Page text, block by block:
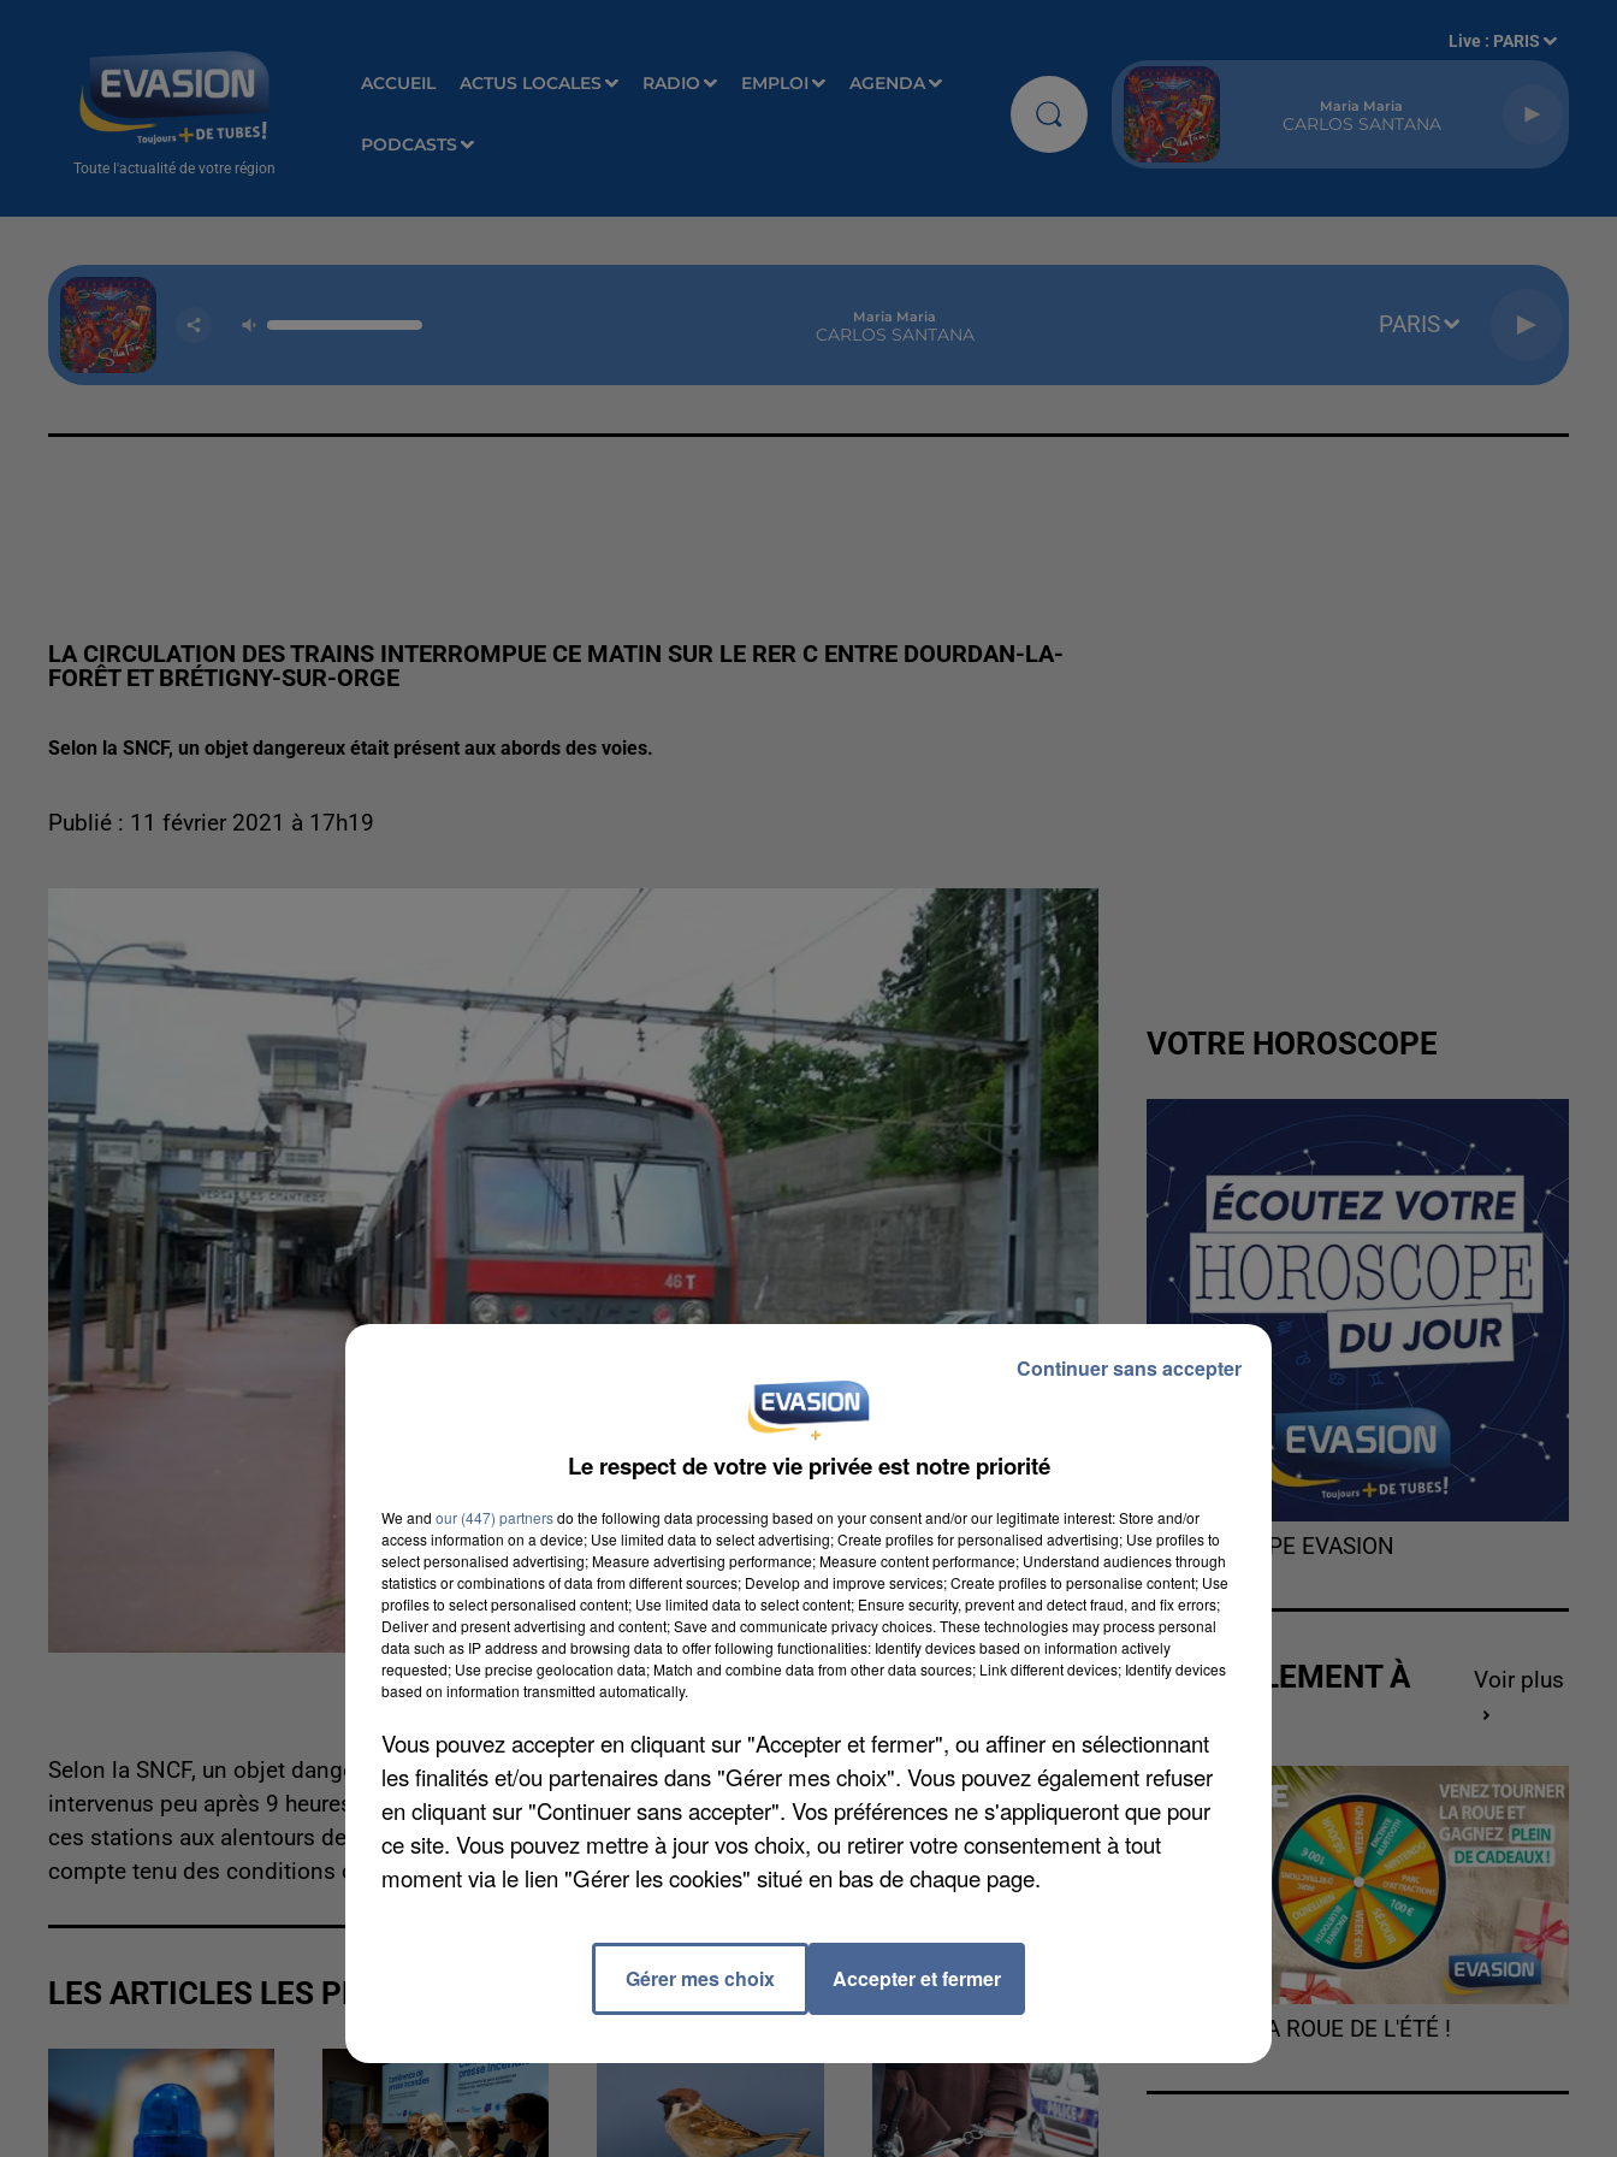
Toute l'actualité de votre région
ACCUEIL ACTUS LOCALES RADIO EMPLOI AGENDA
PODCASTS
Live : PARIS
Maria Maria
CARLOS SANTANA
Maria Maria
CARLOS SANTANA PARIS
LA CIRCULATION DES TRAINS INTERROMPUE CE MATIN SUR LE RER C ENTRE DOURDAN-LA-
FORÊT ET BRÉTIGNY-SUR-ORGE
Selon la SNCF, un objet dangereux était présent aux abords des voies.
Publié : 11 février 2021 à 17h19
Selon la SNCF, un objet dangereux était présent aux abords des voies. Les sapeurs-pompiers sont
intervenus peu après 9 heures dans le secteur. Les usagers de la ligne ont pu de nouveau emprunter
ces stations aux alentours de 10h30. Des ralentissements sont tout de même à anticiper sur la ligne
compte tenu des conditions climatiques et de la montée des eaux de la Seine.
LES ARTICLES LES PLUS VUS
VOTRE HOROSCOPE
L'HOROSCOPE EVASION
ACTUELLEMENT À
Voir plus
TOURNEZ LA ROUE DE L'ÉTÉ !
Le respect de votre vie privée est notre priorité
We and our (447) partnersdo the following data processing based on your consent and/or our legitimate interest: Store and/or
access information on a device; Use limited data to select advertising; Create profiles for personalised advertising; Use profiles to
select personalised advertising; Measure advertising performance; Measure content performance; Understand audiences through
statistics or combinations of data from different sources; Develop and improve services; Create profiles to personalise content; Use
profiles to select personalised content; Use limited data to select content; Ensure security, prevent and detect fraud, and fix errors;
Deliver and present advertising and content; Save and communicate privacy choices. These technologies may process personal
data such as IP address and browsing data to offer following functionalities: Identify devices based on information actively
requested; Use precise geolocation data; Match and combine data from other data sources; Link different devices; Identify devices
based on information transmitted automatically.
Vous pouvez accepter en cliquant sur "Accepter et fermer", ou affiner en sélectionnant
les finalités et/ou partenaires dans "Gérer mes choix". Vous pouvez également refuser
en cliquant sur "Continuer sans accepter". Vos préférences ne s'appliqueront que pour
ce site. Vous pouvez mettre à jour vos choix, ou retirer votre consentement à tout
moment via le lien "Gérer les cookies" situé en bas de chaque page.
Gérer mes choix Accepter et fermer
Continuer sans accepter